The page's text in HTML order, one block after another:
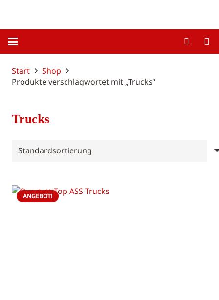
Start
Shop
Produkte verschlagwortet mit „Trucks“
Trucks
ANGEBOT!